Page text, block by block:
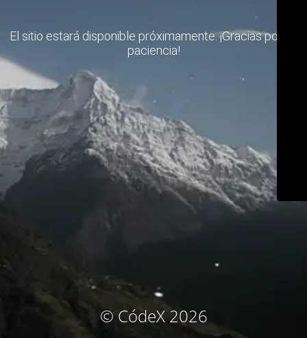
El sitio estará disponible próximamente. ¡Gracias por su
paciencia!
© CódeX 2026